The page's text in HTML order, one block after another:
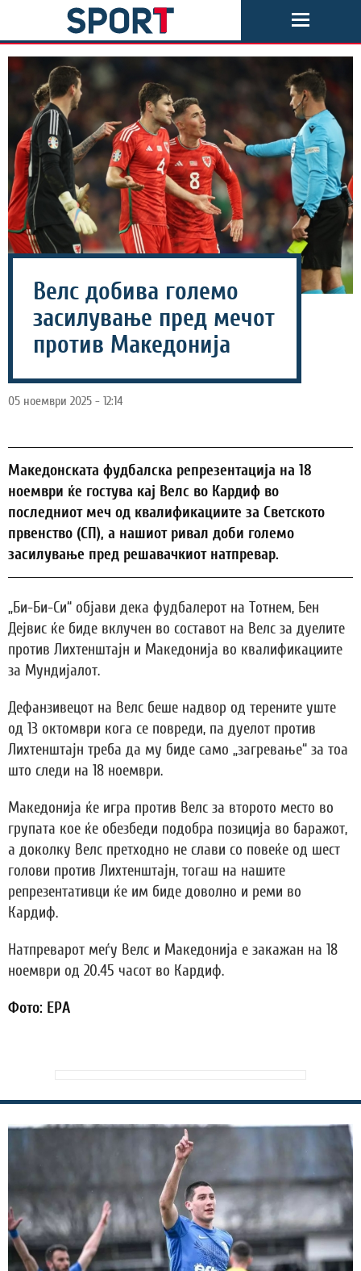
Велс добива големо
засилување пред мечот
против Македонија
05 ноември 2025 - 12:14
Македонската фудбалска репрезентација на 18
ноември ќе гостува кај Велс во Кардиф во
последниот меч од квалификациите за Светското
првенство (СП), а нашиот ривал доби големо
засилување пред решавачкиот натпревар.
„Би-Би-Си“ објави дека фудбалерот на Тотнем, Бен
Дејвис ќе биде вклучен во составот на Велс за дуелите
против Лихтенштајн и Македонија во квалификациите
за Мундијалот.
Дефанзивецот на Велс беше надвор од терените уште
од 13 октомври кога се повреди, па дуелот против
Лихтенштајн треба да му биде само „загревање“ за тоа
што следи на 18 ноември.
Македонија ќе игра против Велс за второто место во
групата кое ќе обезбеди подобра позиција во баражот,
а доколку Велс претходно не слави со повеќе од шест
голови против Лихтенштајн, тогаш на нашите
репрезентативци ќе им биде доволно и реми во
Кардиф.
Натпреварот меѓу Велс и Македонија е закажан на 18
ноември од 20.45 часот во Кардиф.
Фото: EPA